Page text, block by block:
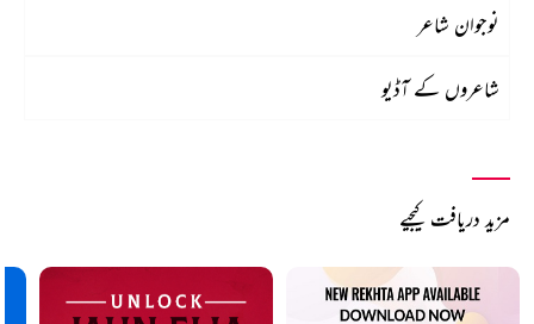
نوجوان شاعر
شاعروں کے آڈیو
مزید دریافت کیجیے